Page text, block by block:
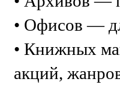
• Офисов —
• Книжных
акций,